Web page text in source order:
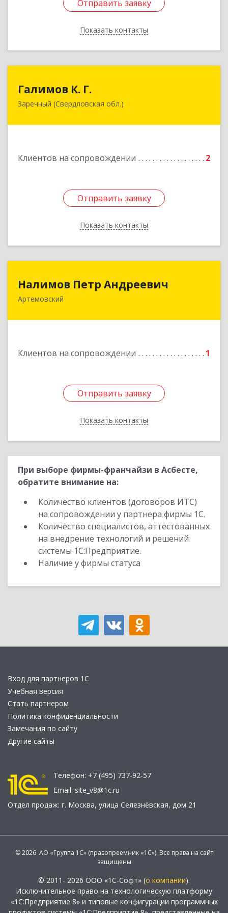
Отправить заявку
Показать контакты
Отправить заявку
Назад
Галимов К. Г.
Заречный (Свердловская обл.)
Клиентов на сопровождении 2
Отправить заявку
Показать контакты
Свердловская обл, г. Заречный, ул. Кузнецова,
Отправить заявку
Назад
Налимов Петр Андреевич
Артемовский
Клиентов на сопровождении 1
Отправить заявку
Показать контакты
623780, Свердловская обл, Артемовский г,
Отправить заявку
Назад
При выборе фирмы-франчайзи в Асбесте,
обратите внимание на:
Количество клиентов (договоров ИТС)
на сопровождении у партнера фирмы 1С.
Количество специалистов, аттестованных
на внедрение технологий и решений
системы 1С:Предприятие.
Наличие у фирмы статуса
Вход для партнеров 1С
Учебная версия
Стать партнером
Политика конфиденциальности
Замечания по сайту
Другие сайты
Телефон: +7 (495) 737-92-57
Email: site_v8@1c.ru
Отдел продаж: г. Москва, улица Селезнёвская, дом 21
© 2026 АО «Группа 1С» (правопреемник «1С»). Все права на сайт
защищены
© 2011- 2026 ООО «1С-Софт» (о компании).
Исключительное право на технологическую платформу
«1С:Предприятие 8» и типовые конфигурации программных